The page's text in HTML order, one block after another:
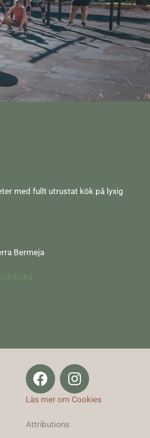
med fullt utrustat kök på lyxig
Bermeja
boka
Läs mer om Cookies
Attributions